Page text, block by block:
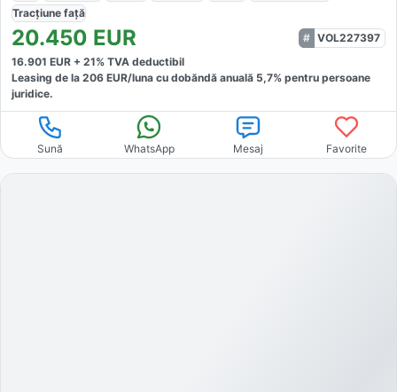
Tracțiune față
20.450 EUR
VOL227397
16.901 EUR + 21% TVA deductibil
Leasing de la 206 EUR/luna cu dobăndă anuală 5,7% pentru persoane
juridice.
Sună WhatsApp Mesaj Favorite